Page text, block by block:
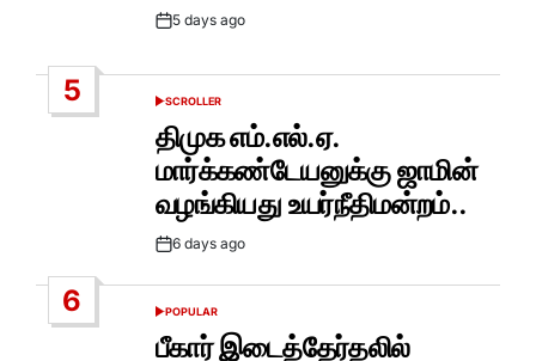
Post5 days ago
5
POSTED
SCROLLER
திமுக எம்.எல்.ஏ.
மார்க்கண்டேயனுக்கு ஜாமின்
வழங்கியது உயர்நீதிமன்றம்..
Post6 days ago
6
POSTED
POPULAR
பீகார் இடைத்தேர்தலில்